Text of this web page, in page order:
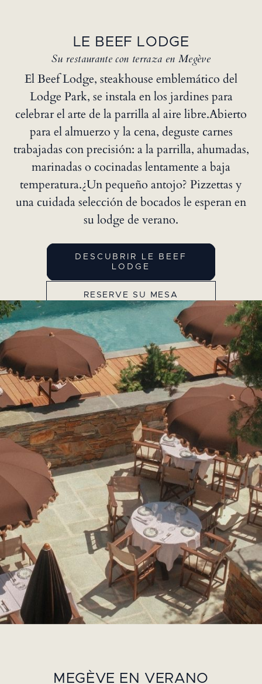
LE BEEF LODGE
Su restaurante con terraza en Megève
El Beef Lodge, steakhouse emblemático del
Lodge Park, se instala en los jardines para
celebrar el arte de la parrilla al aire libre.Abierto
para el almuerzo y la cena, deguste carnes
trabajadas con precisión: a la parrilla, ahumadas,
marinadas o cocinadas lentamente a baja
temperatura.¿Un pequeño antojo? Pizzettas y
una cuidada selección de bocados le esperan en
su lodge de verano.
DESCUBRIR LE BEEF
LODGE
RESERVE SU MESA
MEGÈVE EN VERANO